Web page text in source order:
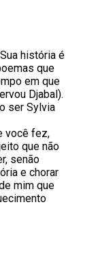
história é
que
em que
Djabal).
ser Sylvia
você fez,
que não
senão
e chorar
mim que